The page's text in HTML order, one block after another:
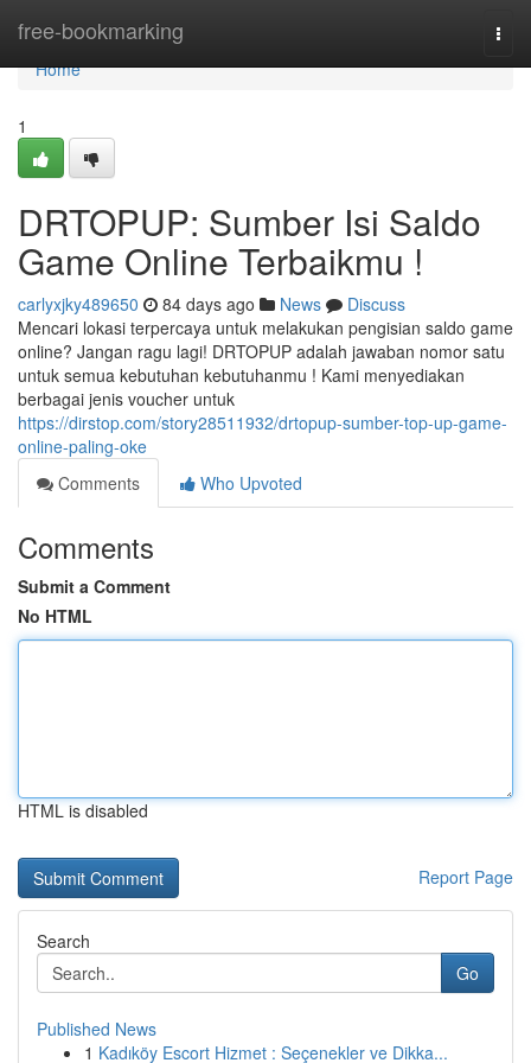
free-bookmarking
Home
Home
1
DRTOPUP: Sumber Isi Saldo
Game Online Terbaikmu !
carlyxjky489650 84 days ago News
Discuss
Mencari lokasi terpercaya untuk melakukan pengisian saldo game
online? Jangan ragu lagi! DRTOPUP adalah jawaban nomor satu
untuk semua kebutuhan kebutuhanmu ! Kami menyediakan
berbagai jenis voucher untuk
https://dirstop.com/story28511932/drtopup-sumber-top-up-game-
online-paling-oke
Comments
Who Upvoted
Comments
Submit a Comment
No HTML
HTML is disabled
Report Page
Search
Go
Published News
1 Kadıköy Escort Hizmet : Seçenekler ve Dikka...